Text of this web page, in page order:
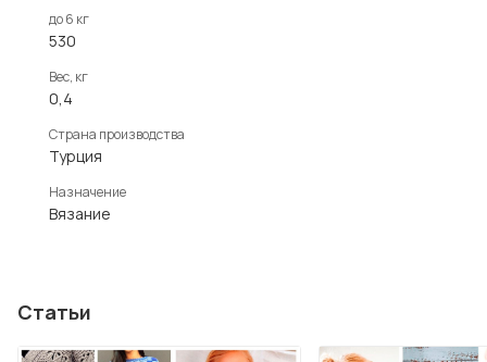
до 6 кг
530
Вес, кг
0,4
Страна производства
Турция
Назначение
Вязание
Статьи